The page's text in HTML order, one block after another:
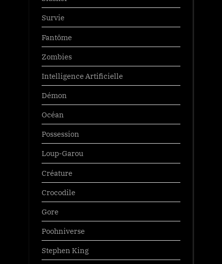
Survie
Fantôme
Zombies
Intelligence Artificielle
Démon
Océan
Possession
Loup-Garou
Créature
Crocodile
Gore
Poohniverse
Stephen King